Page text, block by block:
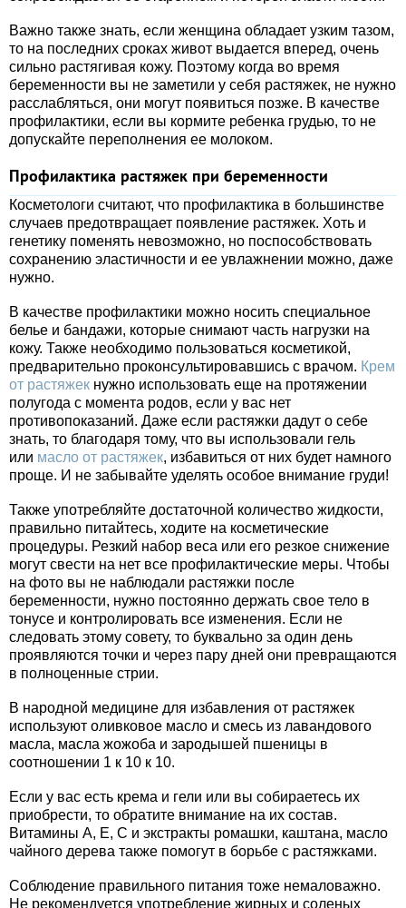
Важно также знать, если женщина обладает узким тазом,
то на последних сроках живот выдается вперед, очень
сильно растягивая кожу. Поэтому когда во время
беременности вы не заметили у себя растяжек, не нужно
расслабляться, они могут появиться позже. В качестве
профилактики, если вы кормите ребенка грудью, то не
допускайте переполнения ее молоком.
Профилактика растяжек при беременности
Косметологи считают, что профилактика в большинстве
случаев предотвращает появление растяжек. Хоть и
генетику поменять невозможно, но поспособствовать
сохранению эластичности и ее увлажнении можно, даже
нужно.
В качестве профилактики можно носить специальное
белье и бандажи, которые снимают часть нагрузки на
кожу. Также необходимо пользоваться косметикой,
предварительно проконсультировавшись с врачом. Крем
от растяжек нужно использовать еще на протяжении
полугода с момента родов, если у вас нет
противопоказаний. Даже если растяжки дадут о себе
знать, то благодаря тому, что вы использовали гель
или масло от растяжек, избавиться от них будет намного
проще. И не забывайте уделять особое внимание груди!
Также употребляйте достаточной количество жидкости,
правильно питайтесь, ходите на косметические
процедуры. Резкий набор веса или его резкое снижение
могут свести на нет все профилактические меры. Чтобы
на фото вы не наблюдали растяжки после
беременности, нужно постоянно держать свое тело в
тонусе и контролировать все изменения. Если не
следовать этому совету, то буквально за один день
проявляются точки и через пару дней они превращаются
в полноценные стрии.
В народной медицине для избавления от растяжек
используют оливковое масло и смесь из лавандового
масла, масла жожоба и зародышей пшеницы в
соотношении 1 к 10 к 10.
Если у вас есть крема и гели или вы собираетесь их
приобрести, то обратите внимание на их состав.
Витамины А, Е, С и экстракты ромашки, каштана, масло
чайного дерева также помогут в борьбе с растяжками.
Соблюдение правильного питания тоже немаловажно.
Не рекомендуется употребление жирных и соленых